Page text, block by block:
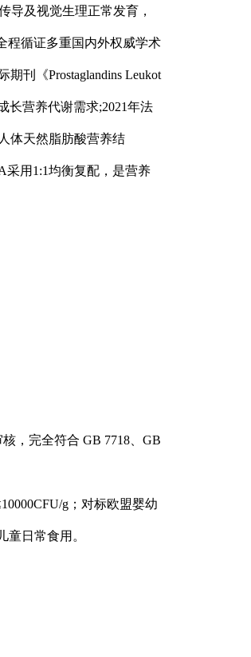
导及视觉生理正常发育，
程循证多重国内外权威学术
刊《Prostaglandins Leukot
长营养代谢需求;2021年法
体天然脂肪酸营养结
用1:1均衡复配，是营养
，完全符合 GB 7718、GB
g；对标欧盟婴幼
日常食用。